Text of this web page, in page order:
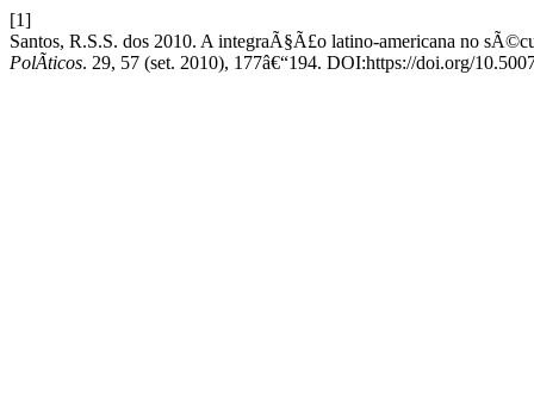
[1]
Santos, R.S.S. dos 2010. A integraÃ§Ã£o latino-americana no
PolÃ­ticos. 29, 57 (set. 2010), 177â€“194. DOI:https://doi.org/